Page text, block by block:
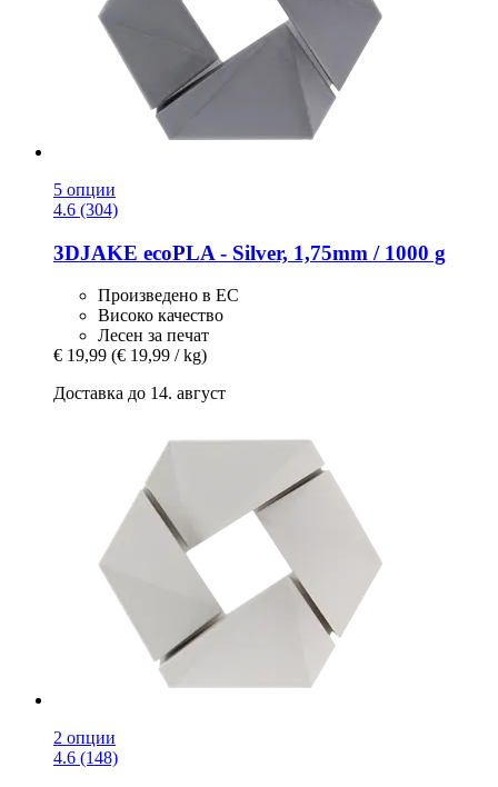
5 опции
4.6 (304)
3DJAKE ecoPLA -​ Silver, 1,75mm / 1000 g
Произведено в ЕС
Високо качество
Лесен за печат
€ 19,99 (€ 19,99 / kg)
Доставка до 14. август
2 опции
4.6 (148)